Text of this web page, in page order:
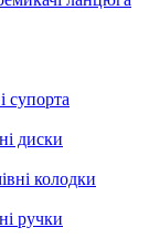
супорта
диски
колодки
ручки